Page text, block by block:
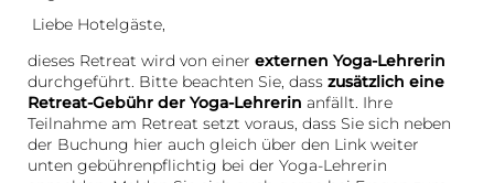
Liebe Hotelgäste,
dieses Retreat wird von einer externen Yoga-Lehrerin
durchgeführt. Bitte beachten Sie, dass zusätzlich eine
Retreat-Gebühr der Yoga-Lehrerin anfällt. Ihre
Teilnahme am Retreat setzt voraus, dass Sie sich neben
der Buchung hier auch gleich über den Link weiter
unten gebührenpflichtig bei der Yoga-Lehrerin